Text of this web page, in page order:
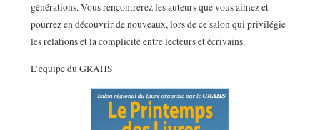
générations. Vous rencontrerez les auteurs que vous aimez et
pourrez en découvrir de nouveaux, lors de ce salon qui privilégie
les relations et la complicité entre lecteurs et écrivains.
L’équipe du GRAHS